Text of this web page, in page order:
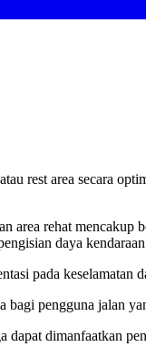
rest area secara
rehat mencakup
daya
pada
pengguna jalan
dimanfaatkan